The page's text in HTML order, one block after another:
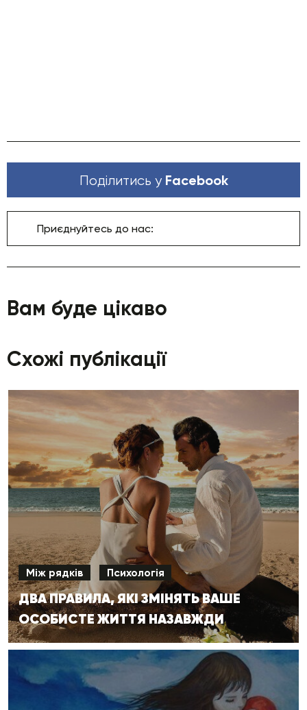
Поділитись у Facebook
Приєднуйтесь до нас:
Вам буде цікаво
Схожі публікації
Між рядків Психологія
ДВА ПРАВИЛА, ЯКІ ЗМІНЯТЬ ВАШЕ
ОСОБИСТЕ ЖИТТЯ НАЗАВЖДИ